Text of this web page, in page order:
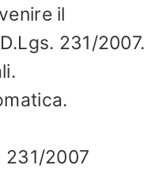
il
231/2007.
231/2007